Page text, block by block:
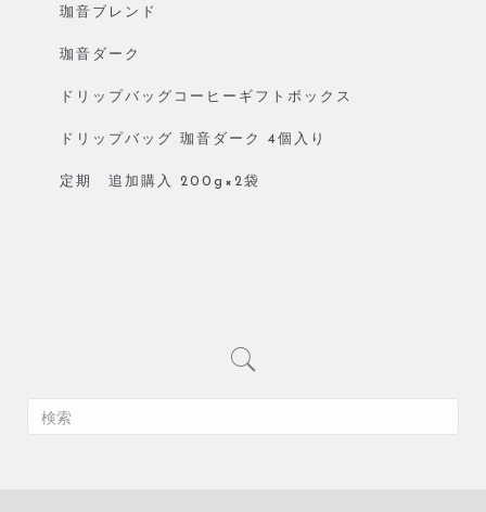
珈音ブレンド
珈音ダーク
ドリップバッグコーヒーギフトボックス
ドリップバッグ 珈音ダーク 4個入り
定期 追加購入 200g×2袋